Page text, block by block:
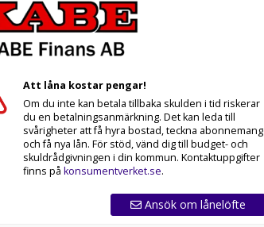
Att låna kostar pengar!
Om du inte kan betala tillbaka skulden i tid riskerar
du en betalningsanmärkning. Det kan leda till
svårigheter att få hyra bostad, teckna abonnemang
och få nya lån. För stöd, vänd dig till budget- och
skuldrådgivningen i din kommun. Kontaktuppgifter
finns på konsumentverket.se.
Ansök om lånelöfte